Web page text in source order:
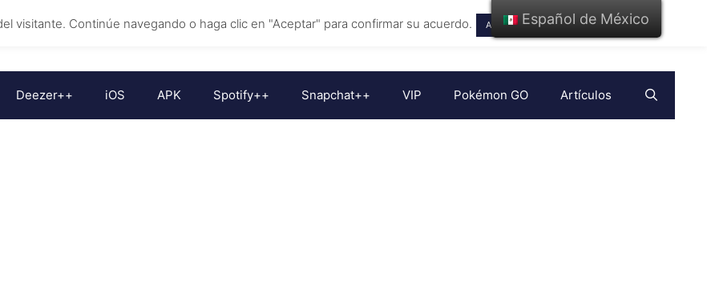
Deezer++ iOS APK Spotify++ Snapchat++ VIP Pokémon GO Artículos
visitante. Continúe navegando o haga clic en "Aceptar" para confirmar su acuerdo. Aceptador Seguir leyendo
Español de México